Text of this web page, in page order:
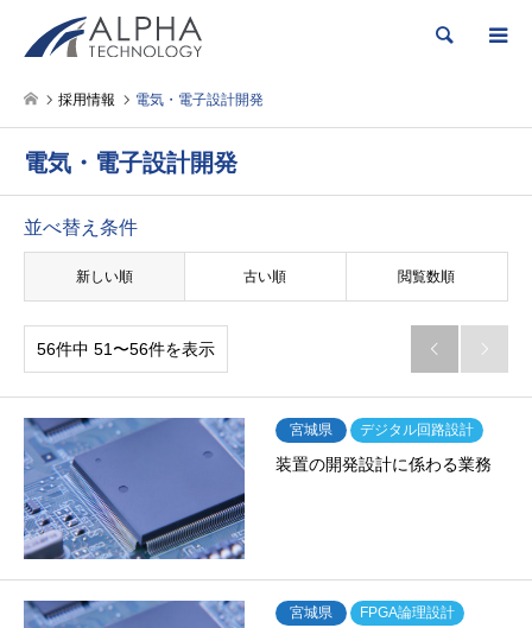
検索
採用情報 電気・電子設計開発
電気・電子設計開発
並べ替え条件
新しい順 古い順 閲覧数順
56件中 51〜56件を表示  
宮城県 デジタル回路設計
装置の開発設計に係わる業務
宮城県 FPGA論理設計